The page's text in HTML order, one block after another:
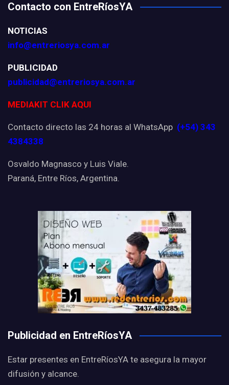
Contacto con EntreRíosYA
NOTICIAS
info@entreriosya.com.ar
PUBLICIDAD
publicidad@entreriosya.com.ar
MEDIAKIT CLIK AQUI
Contacto directo las 24 horas al WhatsApp (+54) 343
4384338
Osvaldo Magnasco y Luis Viale.
Paraná, Entre Ríos, Argentina.
Publicidad en EntreRíosYA
Estar presentes en EntreRíosYA te asegura la mayor
difusión y alcance.